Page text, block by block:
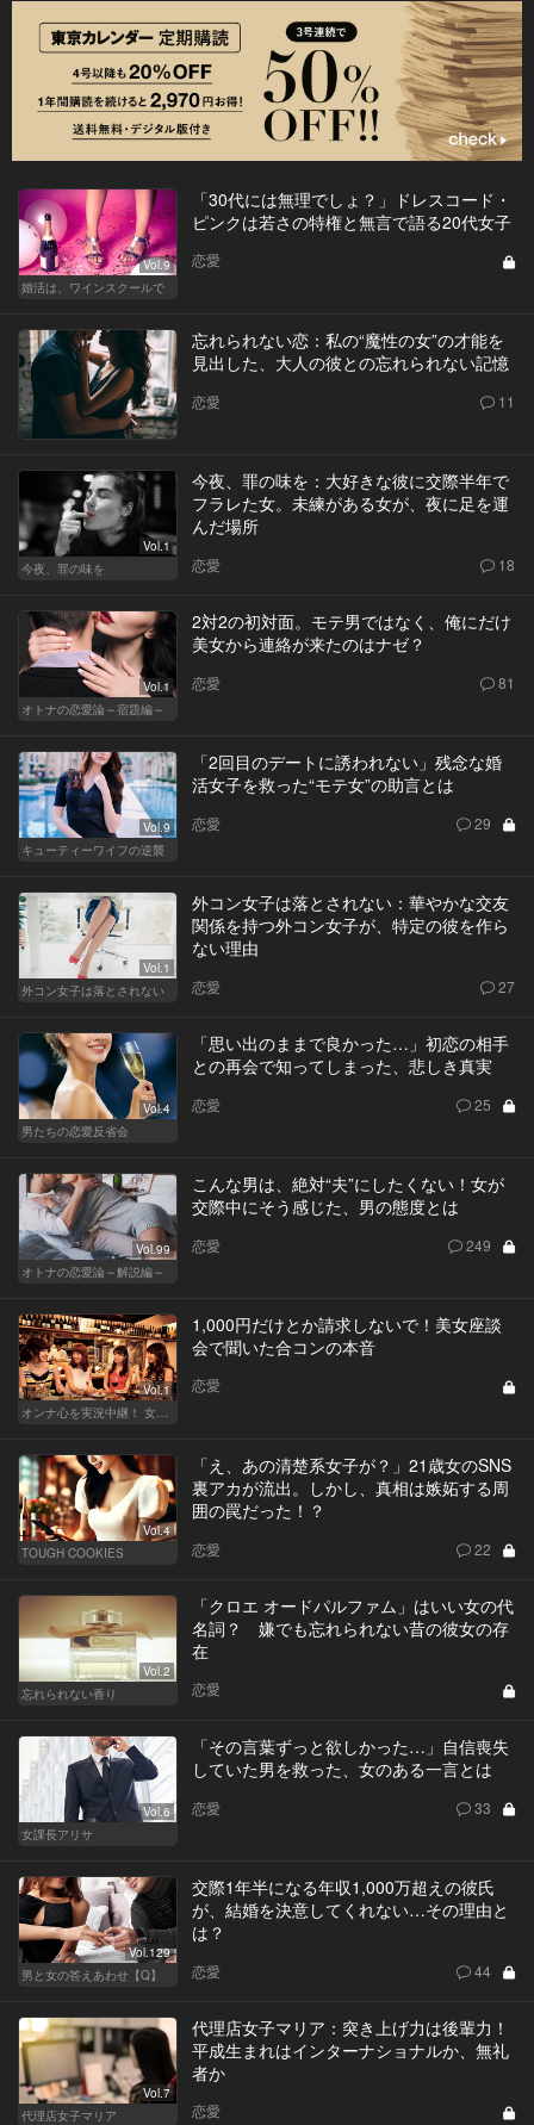
Vol.9
婚活は、ワインスクールで
「30代には無理でしょ？」ドレスコード・
ピンクは若さの特権と無言で語る20代女子
恋愛
忘れられない恋：私の“魔性の女”の才能を
見出した、大人の彼との忘れられない記憶
恋愛 11
Vol.1
今夜、罪の味を
今夜、罪の味を：大好きな彼に交際半年で
フラレた女。未練がある女が、夜に足を運
んだ場所
恋愛 18
Vol.1
オトナの恋愛論～宿題編～
2対2の初対面。モテ男ではなく、俺にだけ
美女から連絡が来たのはナゼ？
恋愛 81
Vol.9
キューティーワイフの逆襲
「2回目のデートに誘われない」残念な婚
活女子を救った“モテ女”の助言とは
恋愛 29
Vol.1
外コン女子は落とされない
外コン女子は落とされない：華やかな交友
関係を持つ外コン女子が、特定の彼を作ら
ない理由
恋愛 27
Vol.4
男たちの恋愛反省会
「思い出のままで良かった…」初恋の相手
との再会で知ってしまった、悲しき真実
恋愛 25
Vol.99
オトナの恋愛論～解説編～
こんな男は、絶対“夫”にしたくない！女が
交際中にそう感じた、男の態度とは
恋愛 249
Vol.1
1,000円だけとか請求しないで！美女座談
会で聞いた合コンの本音
恋愛
Vol.4
TOUGH COOKIES
「え、あの清楚系女子が？」21歳女のSNS
裏アカが流出。しかし、真相は嫉妬する周
囲の罠だった！？
恋愛 22
Vol.2
忘れられない香り
「クロエ オードパルファム」はいい女の代
名詞？ 嫌でも忘れられない昔の彼女の存
在
恋愛
Vol.6
女課長アリサ
「その言葉ずっと欲しかった…」自信喪失
していた男を救った、女のある一言とは
恋愛 33
Vol.129
男と女の答えあわせ【Q】
交際1年半になる年収1,000万超えの彼氏
が、結婚を決意してくれない…その理由と
は？
恋愛 44
Vol.7
代理店女子マリア
代理店女子マリア：突き上げ力は後輩力！
平成生まれはインターナショナルか、無礼
者か
恋愛